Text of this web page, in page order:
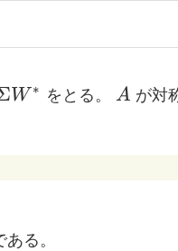
W ∗ をとる。 A
A が対
る。